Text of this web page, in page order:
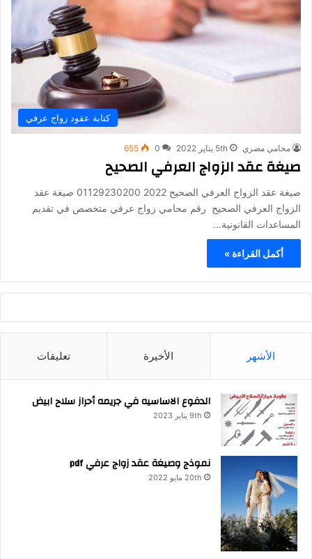
كتابة عقود زواج عرفي
محامي مصري 5th يناير 2022 0
655
صيغة عقد الزواج العرفي الصحيح
صيغة عقد الزواج العرفي الصحيح 2022 01129230200 صيغة عقد
الزواج العرفي الصحيح رقم محامي زواج عرفي متخصص في تقديم
المساعدات القانونية…
أكمل القراءة »
الأشهر الأخيرة تعليقات
الدفوع الاساسيه في جريمه أحراز سلاح ابيض
9th يناير 2023
نموذج وصيغة عقد زواج عرفي pdf
20th مايو 2022